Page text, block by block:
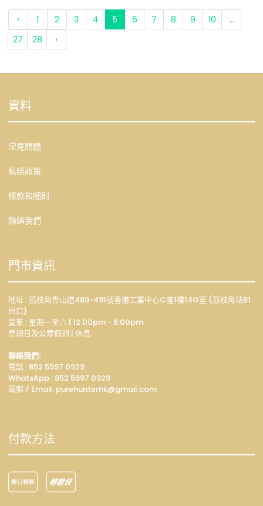
‹ 1 2 3 4 5 6 7 8 9 10
...
27
28 ›
資料
常見問題
私隱政策
條款和細則
聯絡我們
門市資訊
地址 : 荔枝角青山道489-491號香港工業中心C座1樓14G室 (荔枝角站B1
出口)
營業 : 星期一至六 | 12:00pm - 6:00pm
星期日及公眾假期 | 休息
聯絡我們:
電話 : 852 5997 0929
WhatsApp : 852 5997 0929
電郵 / Email: purehunterhk@gmail.com
付款方法